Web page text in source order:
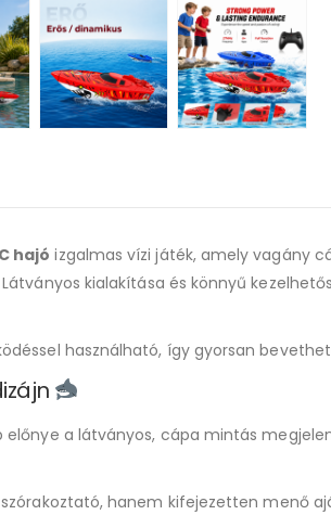
hajó izgalmas vízi játék, amely vagány
kialakítása és könnyű
használható, így gyorsan
előnye a látványos, cápa mintás
hanem kifejezetten menő